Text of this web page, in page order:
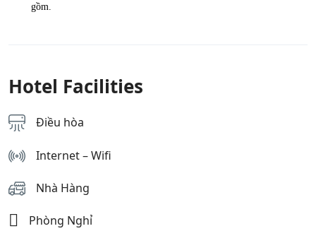
gồm.
Hotel Facilities
Điều hòa
Internet – Wifi
Nhà Hàng
Phòng Nghỉ